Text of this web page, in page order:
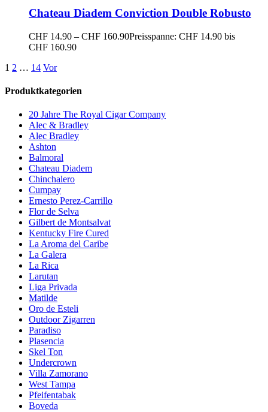
Chateau Diadem Conviction Double Robusto
CHF 14.90 – CHF 160.90Preisspanne: CHF 14.90 bis
CHF 160.90
1 2 … 14 Vor
Produktkategorien
20 Jahre The Royal Cigar Company
Alec & Bradley
Alec Bradley
Ashton
Balmoral
Chateau Diadem
Chinchalero
Cumpay
Ernesto Perez-Carrillo
Flor de Selva
Gilbert de Montsalvat
Kentucky Fire Cured
La Aroma del Caribe
La Galera
La Rica
Larutan
Liga Privada
Matilde
Oro de Esteli
Outdoor Zigarren
Paradiso
Plasencia
Skel Ton
Undercrown
Villa Zamorano
West Tampa
Pfeifentabak
Boveda